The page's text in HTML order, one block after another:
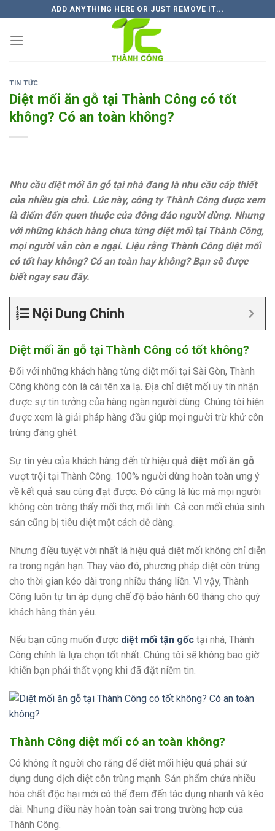
to
content
ADD ANYTHING HERE OR JUST REMOVE IT...
TIN TỨC
Diệt mối ăn gỗ tại Thành Công có tốt
không? Có an toàn không?
Nhu cầu diệt mối ăn gỗ tại nhà đang là nhu cầu cấp thiết
của nhiều gia chủ. Lúc này, công ty Thành Công được xem
là điểm đến quen thuộc của đông đảo người dùng. Nhưng
với những khách hàng chưa từng diệt mối tại Thành Công,
mọi người vẫn còn e ngại. Liệu rằng Thành Công diệt mối
có tốt hay không? Có an toàn hay không? Bạn sẽ được
biết ngay sau đây.
Nội Dung Chính
Diệt mối ăn gỗ tại Thành Công có tốt không?
Đối với những khách hàng từng diệt mối tại Sài Gòn, Thành
Công không còn là cái tên xa lạ. Địa chỉ diệt mối uy tín nhận
được sự tin tưởng của hàng ngàn người dùng. Chúng tôi hiện
được xem là giải pháp hàng đầu giúp mọi người trừ khử côn
trùng đáng ghét.
Sự tin yêu của khách hàng đến từ hiệu quả diệt mối ăn gỗ
vượt trội tại Thành Công. 100% người dùng hoàn toàn ưng ý
về kết quả sau cùng đạt được. Đó cũng là lúc mà mọi người
không còn trông thấy mối thợ, mối lính. Cả con mối chúa sinh
sản cũng bị tiêu diệt một cách dễ dàng.
Nhưng điều tuyệt vời nhất là hiệu quả diệt mối không chỉ diễn
ra trong ngắn hạn. Thay vào đó, phương pháp diệt côn trùng
cho thời gian kéo dài trong nhiều tháng liền. Vì vậy, Thành
Công luôn tự tin áp dụng chế độ bảo hành 60 tháng cho quý
khách hàng thân yêu.
Nếu bạn cũng muốn được diệt mối tận gốc tại nhà, Thành
Công chính là lựa chọn tốt nhất. Chúng tôi sẽ không bao giờ
khiến bạn phải thất vọng khi đã đặt niềm tin.
Thành Công diệt mối có an toàn không?
Có không ít người cho rằng để diệt mối hiệu quả phải sử
dụng dung dịch diệt côn trùng mạnh. Sản phẩm chứa nhiều
hóa chất độc hại mới có thể đem đến tác dụng nhanh và kéo
dài. Nhưng điều này hoàn toàn sai trong trường hợp của
Thành Công.